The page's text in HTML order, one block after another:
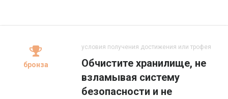
бронза
условия получения достижения или трофея
Обчистите хранилище, не
взламывая систему
безопасности и не